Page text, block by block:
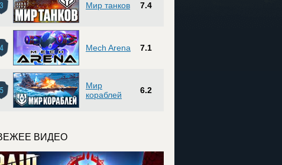
3 Мир танков 7.4
4 Mech Arena 7.1
5
Мир
кораблей
6.2
ВИДЕО